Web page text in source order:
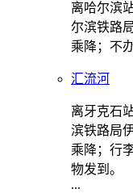
离哈尔滨
尔滨铁路
乘降；不
汇流河
离牙克石
滨铁路局
乘降；行
物发到。
...